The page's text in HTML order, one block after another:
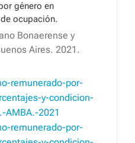
género en
ocupación.
Bonaerense y
Aires. 2021.
remunerado-por-
y-condicion-
AMBA.-2021
remunerado-por-